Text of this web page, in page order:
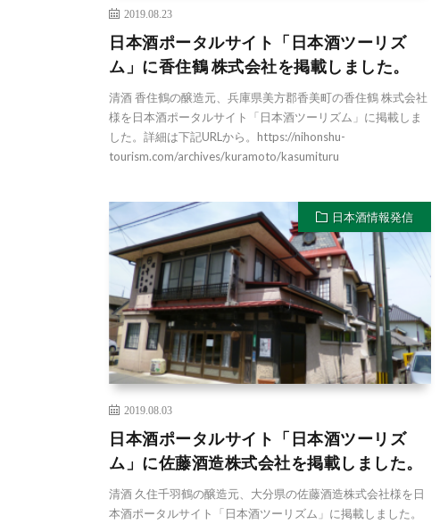
2019.08.23
日本酒ポータルサイト「日本酒ツーリズ
ム」に香住鶴 株式会社を掲載しました。
清酒 香住鶴の醸造元、兵庫県美方郡香美町の香住鶴 株式会社
様を日本酒ポータルサイト「日本酒ツーリズム」に掲載しま
した。詳細は下記URLから。https://nihonshu-
tourism.com/archives/kuramoto/kasumituru
日本酒情報発信
2019.08.03
日本酒ポータルサイト「日本酒ツーリズ
ム」に佐藤酒造株式会社を掲載しました。
清酒 久住千羽鶴の醸造元、大分県の佐藤酒造株式会社様を日
本酒ポータルサイト「日本酒ツーリズム」に掲載しました。